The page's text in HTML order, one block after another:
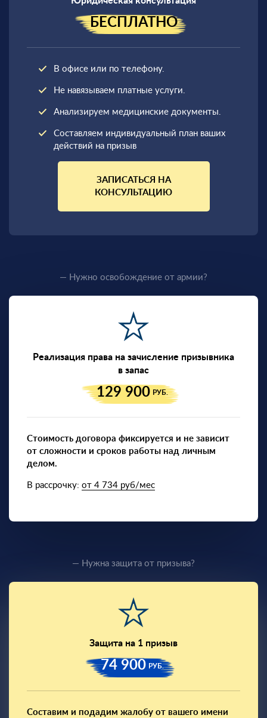
БЕСПЛАТНО
В офисе или по телефону.
Не навязываем платные услуги.
Анализируем медицинские документы.
Составляем индивидуальный план ваших
действий на призыв
ЗАПИСАТЬСЯ НА
КОНСУЛЬТАЦИЮ
— Нужно освобождение от армии?
Реализация права на зачисление призывника
в запас
129 900 РУБ.
Стоимость договора фиксируется и не зависит
от сложности и сроков работы над личным
делом.
В рассрочку: от 4 734 руб/мес
— Нужна защита от призыва?
Защита на 1 призыв
74 900 РУБ.
Составим и подадим жалобу от вашего имени